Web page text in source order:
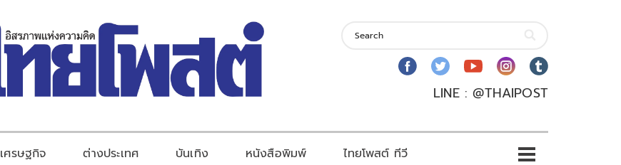
LINE : @THAIPOST
เศรษฐกิจ ต่างประเทศ บันเทิง หนังสือพิมพ์ ไทยโพสต์ ทีวี